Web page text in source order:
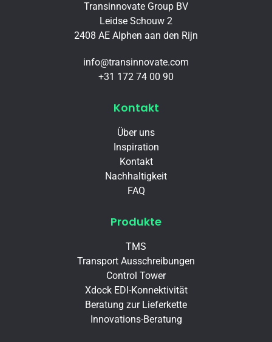
Transinnovate Group BV
Leidse Schouw 2
2408 AE Alphen aan den Rijn
info@transinnovate.com
+31 172 74 00 90
Kontakt
Über uns
Inspiration
Kontakt
Nachhaltigkeit
FAQ
Produkte
TMS
Transport Ausschreibungen
Control Tower
Xdock EDI-Konnektivität
Beratung zur Lieferkette
Innovations-Beratung